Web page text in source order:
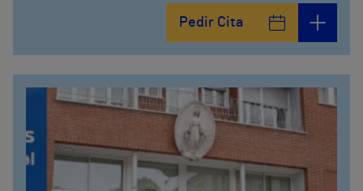
912 143 100
Pedir Cita